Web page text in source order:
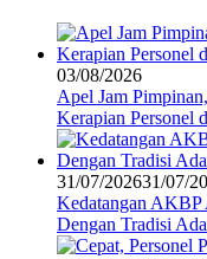
03/08/2026
Apel Jam
Kerapian Personel
31/07/202631/07/
Kedatangan
Dengan Tradisi